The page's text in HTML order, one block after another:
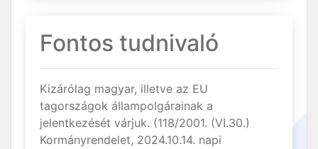
Fontos tudnivaló
Kizárólag magyar, illetve az EU
tagországok állampolgárainak a
jelentkezését várjuk. (118/2001. (VI.30.)
Kormányrendelet, 2024.10.14. napi